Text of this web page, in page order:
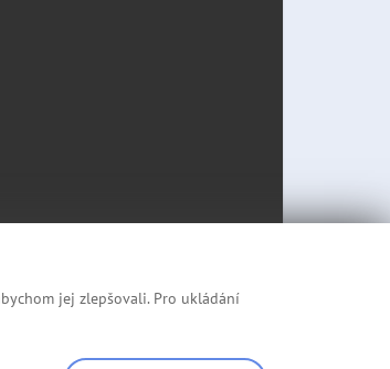
jej zlepšovali. Pro ukládání